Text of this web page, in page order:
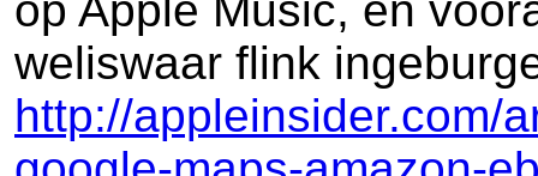
weliswaar flink
http://appleinsider.com/